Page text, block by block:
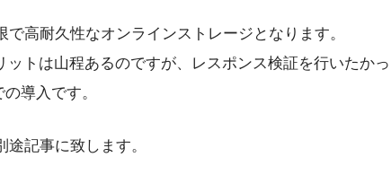
高耐久性なオンラインストレージとなります。
ットは山程あるのですが、レスポンス検証を行いたかっ
導入です。
記事に致します。